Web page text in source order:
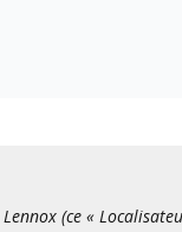
(ce «